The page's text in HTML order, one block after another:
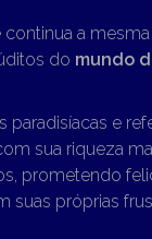
a mesma
do mundo
paradisíacas e
sua riqueza
prometendo
suas próprias